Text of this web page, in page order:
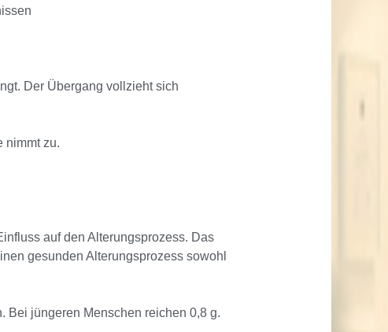
Der Übergang vollzieht sich
nimmt zu.
auf den Alterungsprozess. Das
gesunden Alterungsprozess sowohl
Bei jüngeren Menschen reichen 0,8 g.